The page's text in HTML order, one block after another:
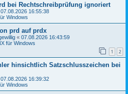
bei Rechtschreibprüfung ignoriert
07.08.2026 16:55:38
Windows
prd auf prdx
« 07.08.2026 16:43:59
für Windows
1 2
hinsichtlich Satzschlusszeichen bei
07.08.2026 16:39:32
Windows